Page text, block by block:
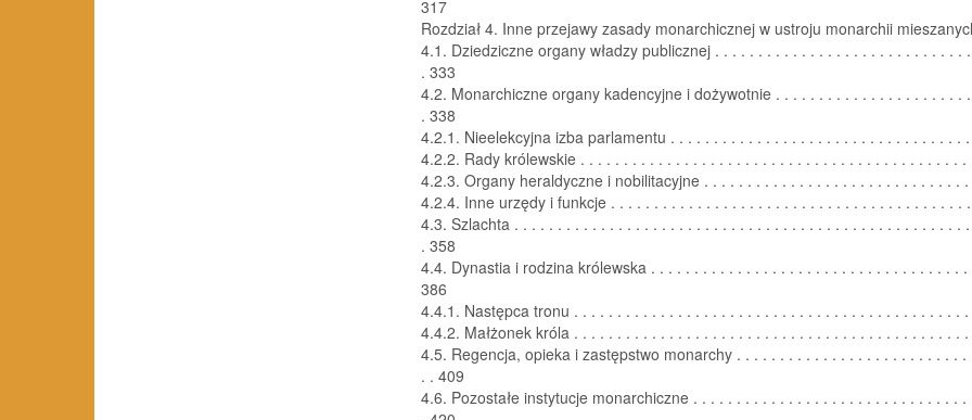
317
Rozdział 4. Inne przejawy zasady monarchicznej w ustroju monarchii
4.1. Dziedziczne organy władzy publicznej . . . . . . . . . . . . . . . . . . . . . . . . . . . . .
. 333
4.2. Monarchiczne organy kadencyjne i dożywotnie . . . . . . . . . . . . . . . . . . . . . .
. 338
4.2.1. Nieelekcyjna izba parlamentu . . . . . . . . . . . . . . . . . . . . . . . . . . . . . . . . . .
4.2.2. Rady królewskie . . . . . . . . . . . . . . . . . . . . . . . . . . . . . . . . . . . . . . . . . . . . .
4.2.3. Organy heraldyczne i nobilitacyjne . . . . . . . . . . . . . . . . . . . . . . . . . . . . . .
4.2.4. Inne urzędy i funkcje . . . . . . . . . . . . . . . . . . . . . . . . . . . . . . . . . . . . . . . . .
4.3. Szlachta . . . . . . . . . . . . . . . . . . . . . . . . . . . . . . . . . . . . . . . . . . . . . . . . . . . .
. 358
4.4. Dynastia i rodzina królewska . . . . . . . . . . . . . . . . . . . . . . . . . . . . . . . . . . . . .
386
4.4.1. Następca tronu . . . . . . . . . . . . . . . . . . . . . . . . . . . . . . . . . . . . . . . . . . . . .
4.4.2. Małżonek króla . . . . . . . . . . . . . . . . . . . . . . . . . . . . . . . . . . . . . . . . . . . . .
4.5. Regencja, opieka i zastępstwo monarchy . . . . . . . . . . . . . . . . . . . . . . . . . . .
. . 409
4.6. Pozostałe instytucje monarchiczne . . . . . . . . . . . . . . . . . . . . . . . . . . . . . . . .